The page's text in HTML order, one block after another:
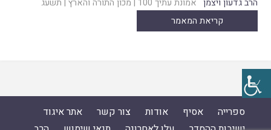
הרב גדעון ויצמן אמונת עתיך 100 | מכון התורה והארץ | תשעג
קריאת המאמר
ספרייה אסיף אודות צור קשר
אתר איגוד